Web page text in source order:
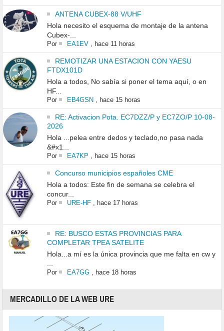
ANTENA CUBEX-88 V/UHF
Hola necesito el esquema de montaje de la antena
Cubex-...
Por EA1EV, hace 11 horas
REMOTIZAR UNA ESTACION CON YAESU
FTDX101D
Hola a todos, No sabía si poner el tema aquí, o en
HF...
Por EB4GSN, hace 15 horas
RE: Activacion Pota. EC7DZZ/P y EC7ZO/P 10-08-
2026
Hola ...pelea entre dedos y teclado,no pasa nada
&#x1...
Por EA7KP hace 15 horas
Concurso municipios españoles CME
Hola a todos: Este fin de semana se celebra el
concur...
Por URE-HF, hace 17 horas
RE: BUSCO ESTAS PROVINCIAS PARA
COMPLETAR TPEA SATELITE
Hola...a mí es la única provincia que me falta en cw y
Por EA7GG, hace 18 horas
MERCADILLO DE LA WEB URE